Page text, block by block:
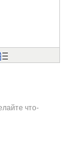
что-